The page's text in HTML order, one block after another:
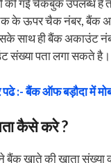
गई चैकबुक उपलब्ध है
ऊपर चैक नंबर, बैंक
साथ ही बैंक अकाउंट
पता लगा सकते है।
:- बैंक ऑफ बड़ौदा में
कैसे करे ?
खाते की खाता संख्या